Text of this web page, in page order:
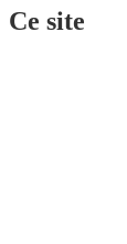
Ce site